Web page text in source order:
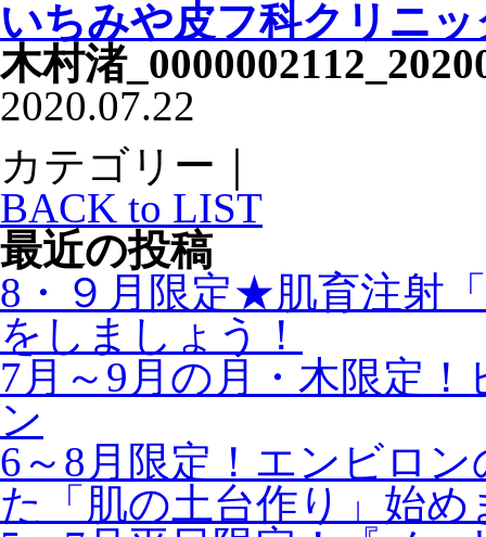
いちみや皮フ科クリニ
木村渚
2020.07.22
カテゴリー｜
BACK to LIST
最近の投稿
8・９月限定★肌育注射
をしましょう！
7月～9月の月・木限定
ン
6～8月限定！エンビロ
た「肌の土台作り」始め